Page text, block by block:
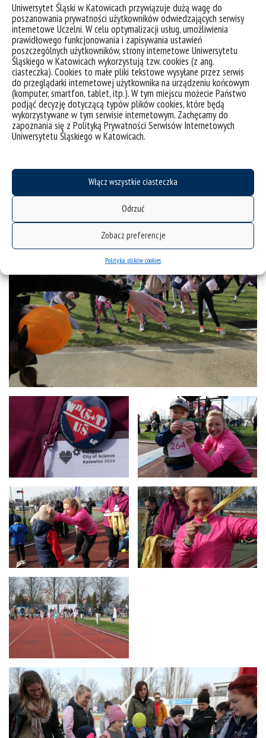
Uniwersytet Śląski w Katowicach przywiązuje dużą wagę do
poszanowania prywatności użytkowników odwiedzających serwisy
internetowe Uczelni. W celu optymalizacji usług, umożliwienia
prawidłowego funkcjonowania i zapisywania ustawień
poszczególnych użytkowników, strony internetowe Uniwersytetu
Śląskiego w Katowicach wykorzystują tzw. cookies (z ang.
ciasteczka). Cookies to małe pliki tekstowe wysyłane przez serwis
do przeglądarki internetowej użytkownika na urządzeniu końcowym
(komputer, smartfon, tablet, itp.). W tym miejscu możecie Państwo
podjąć decyzję dotyczącą typów plików cookies, które będą
wykorzystywane w tym serwisie internetowym. Zachęcamy do
zapoznania się z Polityką Prywatności Serwisów Internetowych
Uniwersytetu Śląskiego w Katowicach.
Włącz wszystkie ciasteczka
Odrzuć
Zobacz preferencje
Polityka plików cookies